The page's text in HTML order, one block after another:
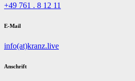
+49 761 . 8 12 11
E-Mail
info(at)kranz.live
Anschrift